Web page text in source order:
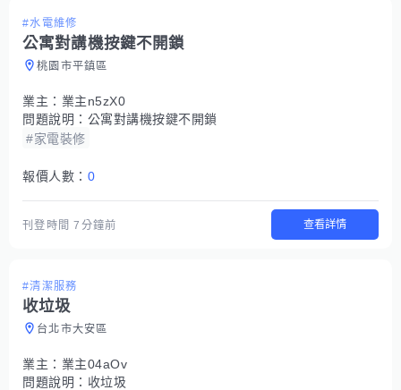
#水電維修
公寓對講機按鍵不開鎖
桃園市平鎮區
業主： 業主n5zX0
問題說明： 公寓對講機按鍵不開鎖
#家電裝修
報價人數： 0
刊登時間7分鐘前 查看詳情
#清潔服務
收垃圾
台北市大安區
業主： 業主04aOv
問題說明： 收垃圾